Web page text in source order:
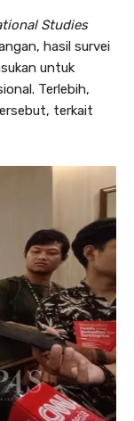
Studies
hasil survei
untuk
Terlebih,
terkait